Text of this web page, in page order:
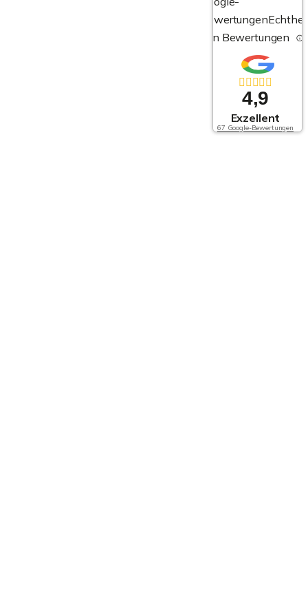
Bewertungen
von Bewertungen
4,9
Exzellent
67 Google-Bewertungen